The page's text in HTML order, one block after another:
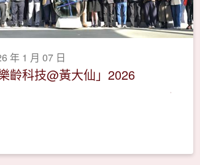
年 1 月 07 日
樂齡科技@黃大仙」2026